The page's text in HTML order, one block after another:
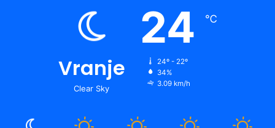
Vranje
Clear Sky
24 ℃
24º - 22º
34%
3.09 km/h